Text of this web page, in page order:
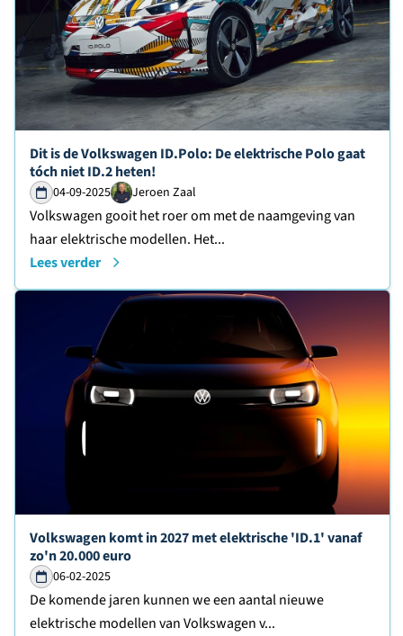
Lees verder over
Dit is de Volkswagen ID.Polo: De elektrische Polo gaat
tóch niet ID.2 heten!
04-09-2025 Jeroen Zaal
Volkswagen gooit het roer om met de naamgeving van
haar elektrische modellen. Het...
Lees verder
Lees verder over
Volkswagen komt in 2027 met elektrische 'ID.1' vanaf
zo'n 20.000 euro
06-02-2025
De komende jaren kunnen we een aantal nieuwe
elektrische modellen van Volkswagen v...